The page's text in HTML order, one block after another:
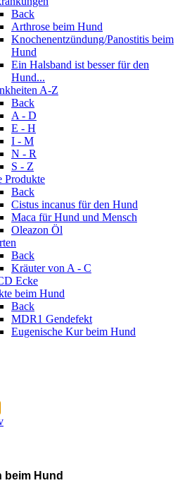
Back
Arthrose beim Hund
Knochenentzündung/Panostitis beim
Hund
Ein Halsband ist besser für den
Hund...
A-Z
Back
A - D
E - H
I - M
N - R
S - Z
Produkte
Back
Cistus incanus für den Hund
Maca für Hund und Mensch
Oleazon Öl
Back
Kräuter von A - C
Ecke
beim Hund
Back
MDR1 Gendefekt
Eugenische Kur beim Hund
beim Hund